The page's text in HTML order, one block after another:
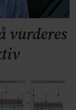
vurderes